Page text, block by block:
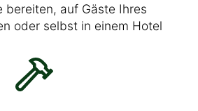
bereiten, auf Gäste Ihres
oder selbst in einem Hotel